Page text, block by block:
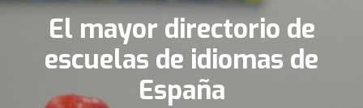
El mayor directorio de
escuelas de idiomas de
España